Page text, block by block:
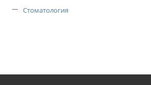
Стоматология